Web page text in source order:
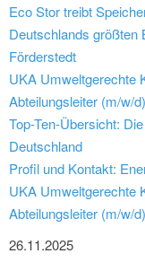
Eco Stor treibt
Deutschlands größten
Förderstedt
UKA Umweltgerechte
Abteilungsleiter (m/w/
Top-Ten-Übersicht:
Deutschland
Profil und Kontakt:
UKA Umweltgerechte
Abteilungsleiter (m/w/
26.11.2025